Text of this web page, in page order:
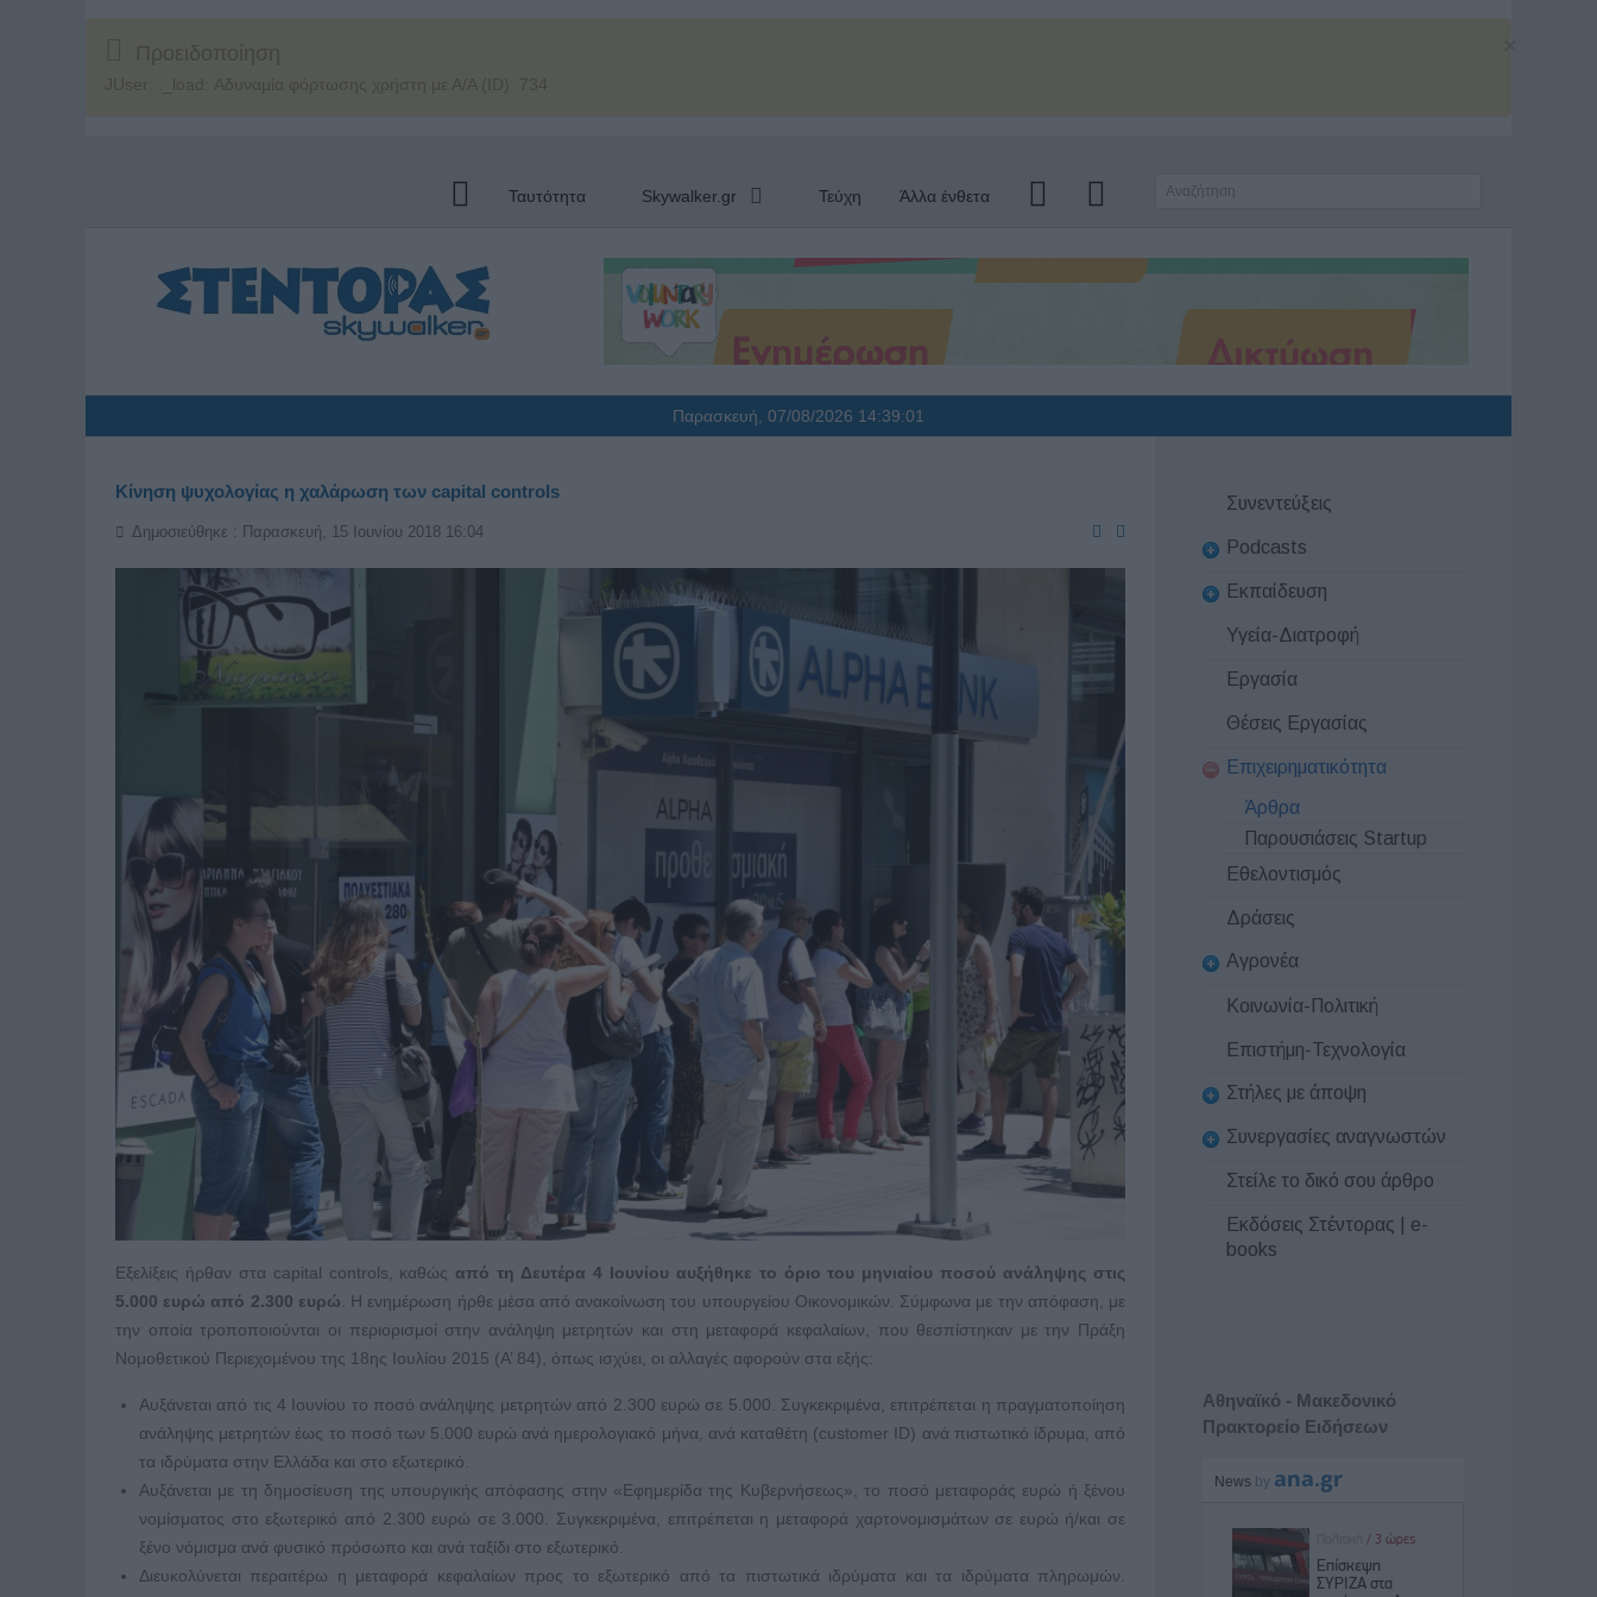
Προειδοποίηση
JUser: :_load: Αδυναμία φόρτωσης χρήστη με Α/Α (ID): 734
Ταυτότητα Skywalker.gr Τεύχη Άλλα ένθετα
Παρασκευή, 07/08/2026 14:39:02
Κίνηση ψυχολογίας η χαλάρωση των capital controls
Δημοσιεύθηκε : Παρασκευή, 15 Ιουνίου 2018 16:04
Εξελίξεις ήρθαν στα capital controls, καθώς από τη Δευτέρα 4 Ιουνίου αυξήθηκε το όριο του μηνιαίου ποσού ανάληψης στις
5.000 ευρώ από 2.300 ευρώ. Η ενημέρωση ήρθε μέσα από ανακοίνωση του υπουργείου Οικονομικών. Σύμφωνα με την απόφαση, με
την οποία τροποποιούνται οι περιορισμοί στην ανάληψη μετρητών και στη μεταφορά κεφαλαίων, που θεσπίστηκαν με την Πράξη
Νομοθετικού Περιεχομένου της 18ης Ιουλίου 2015 (Α’ 84), όπως ισχύει, οι αλλαγές αφορούν στα εξής:
Αυξάνεται από τις 4 Ιουνίου το ποσό ανάληψης μετρητών από 2.300 ευρώ σε 5.000. Συγκεκριμένα, επιτρέπεται η πραγματοποίηση
ανάληψης μετρητών έως το ποσό των 5.000 ευρώ ανά ημερολογιακό μήνα, ανά καταθέτη (customer ID) ανά πιστωτικό ίδρυμα, από
τα ιδρύματα στην Ελλάδα και στο εξωτερικό.
Αυξάνεται με τη δημοσίευση της υπουργικής απόφασης στην «Εφημερίδα της Κυβερνήσεως», το ποσό μεταφοράς ευρώ ή ξένου
νομίσματος στο εξωτερικό από 2.300 ευρώ σε 3.000. Συγκεκριμένα, επιτρέπεται η μεταφορά χαρτονομισμάτων σε ευρώ ή/και σε
ξένο νόμισμα ανά φυσικό πρόσωπο και ανά ταξίδι στο εξωτερικό.
Διευκολύνεται περαιτέρω η μεταφορά κεφαλαίων προς το εξωτερικό από τα πιστωτικά ιδρύματα και τα ιδρύματα πληρωμών.
Συνεντεύξεις
Podcasts
Εκπαίδευση
Υγεία-Διατροφή
Εργασία
Θέσεις Εργασίας
Επιχειρηματικότητα
Άρθρα
Παρουσιάσεις Startup
Εθελοντισμός
Δράσεις
Αγρονέα
Κοινωνία-Πολιτική
Επιστήμη-Τεχνολογία
Στήλες με άποψη
Συνεργασίες αναγνωστών
Στείλε το δικό σου άρθρο
Εκδόσεις Στέντορας | e-
books
Αθηναϊκό - Μακεδονικό
Πρακτορείο Ειδήσεων